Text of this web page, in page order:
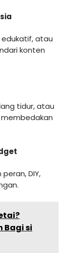
edukatif, atau
konten
tidur, atau
DIY,
Bagi si